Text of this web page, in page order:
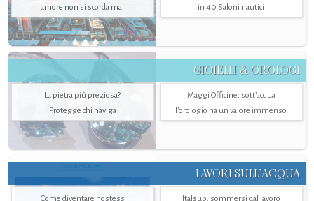
amore non si scorda mai
in 40 Saloni nautici
GIOIELLI & OROLOGI
La pietra più preziosa?
Protegge chi naviga
Maggi Officine, sott’acqua
l'orologio ha un valore immenso
LAVORI SULL’ACQUA
Come diventare hostess
Italsub: sommersi dal lavoro